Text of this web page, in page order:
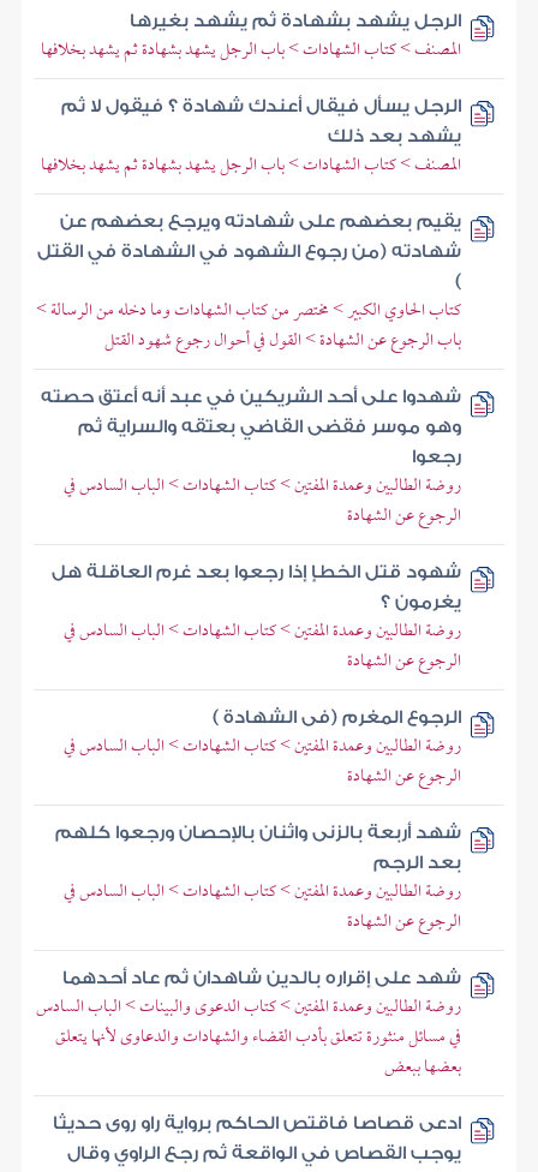
الرجل يشهد بشهادة ثم يشهد بغيرها
المصنف > كتاب الشهادات > باب الرجل يشهد بشهادة ثم يشهد بخلافها
الرجل يسأل فيقال أعندك شهادة ؟ فيقول لا ثم
يشهد بعد ذلك
المصنف > كتاب الشهادات > باب الرجل يشهد بشهادة ثم يشهد بخلافها
يقيم بعضهم على شهادته ويرجع بعضهم عن
شهادته (من رجوع الشهود في الشهادة في القتل
)
كتاب الحاوي الكبير > مختصر من كتاب الشهادات وما دخله من الرسالة >
باب الرجوع عن الشهادة > القول في أحوال رجوع شهود القتل
شهدوا على أحد الشريكين في عبد أنه أعتق حصته
وهو موسر فقضى القاضي بعتقه والسراية ثم
رجعوا
روضة الطالبين وعمدة المفتين > كتاب الشهادات > الباب السادس في
الرجوع عن الشهادة
شهود قتل الخطإ إذا رجعوا بعد غرم العاقلة هل
يغرمون ؟
روضة الطالبين وعمدة المفتين > كتاب الشهادات > الباب السادس في
الرجوع عن الشهادة
الرجوع المغرم (فى الشهادة )
روضة الطالبين وعمدة المفتين > كتاب الشهادات > الباب السادس في
الرجوع عن الشهادة
شهد أربعة بالزنى واثنان بالإحصان ورجعوا كلهم
بعد الرجم
روضة الطالبين وعمدة المفتين > كتاب الشهادات > الباب السادس في
الرجوع عن الشهادة
شهد على إقراره بالدين شاهدان ثم عاد أحدهما
روضة الطالبين وعمدة المفتين > كتاب الدعوى والبينات > الباب السادس
في مسائل منثورة تتعلق بأدب القضاء والشهادات والدعاوى لأنها يتعلق
بعضها ببعض
ادعى قصاصا فاقتص الحاكم برواية راو روى حديثا
يوجب القصاص في الواقعة ثم رجع الراوي وقال